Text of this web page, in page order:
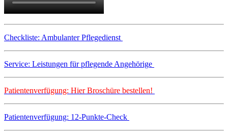
Checkliste: Ambulanter Pflegedienst
Service: Leistungen für pflegende Angehörige
Patientenverfügung: Hier Broschüre bestellen!
Patientenverfügung: 12-Punkte-Check